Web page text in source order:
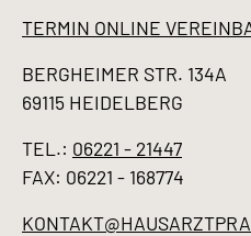
TERMIN ONLINE
BERGHEIMER STR. 134A
69115 HEIDELBERG
TEL.: 06221 - 21447
FAX: 06221 - 168774